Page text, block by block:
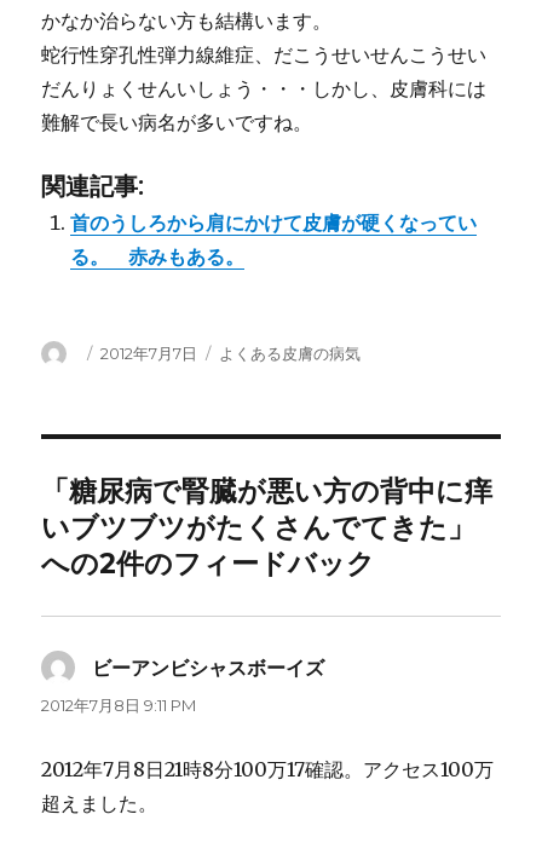
かなか治らない方も結構います。
蛇行性穿孔性弾力線維症、だこうせいせんこうせい
だんりょくせんいしょう・・・しかし、皮膚科には
難解で長い病名が多いですね。
関連記事:
首のうしろから肩にかけて皮膚が硬くなってい
る。 赤みもある。
投 投
2012年7月7日
カ
よくある皮膚の病気
「糖尿病で腎臓が悪い方の背中に痒
いブツブツがたくさんでてきた」
への2件のフィードバック
ビーアンビシャスボーイズ
2012年7月8日 9:11 PM
2012年7月8日21時8分100万17確認。アクセス100万
超えました。